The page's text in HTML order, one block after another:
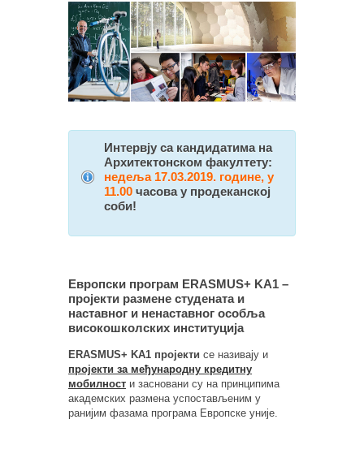
Интервју са кандидатима на
Архитектонском факултету:
недеља 17.03.2019. године, у
11.00 часова у продеканској
соби!
Европски програм ERASMUS+ KA1 –
пројекти размене студената и
наставног и ненаставног особља
високошколских институција
ERASMUS+ KA1 пројекти се називају и
пројекти за међународну кредитну
мобилност и засновани су на принципима
академских размена успостављеним у
ранијим фазама програма Европске уније.